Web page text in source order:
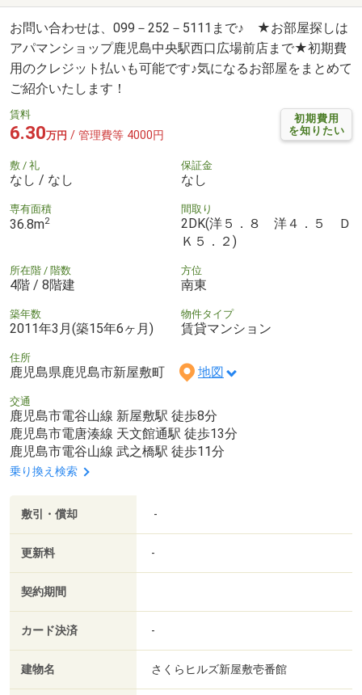
お問い合わせは、099－252－5111まで♪ ★お部屋探しは
アパマンショップ鹿児島中央駅西口広場前店まで★初期費
用のクレジット払いも可能です♪気になるお部屋をまとめて
ご紹介いたします！
初期費用
を知りたい
賃料
6.30万円 / 管理費等 4000円
敷 / 礼
なし / なし
保証金
なし
専有面積
36.8m2
間取り
2DK(洋５．８ 洋４．５ Ｄ
Ｋ５．２)
所在階 / 階数
4階 / 8階建
方位
南東
築年数
2011年3月(築15年6ヶ月)
物件タイプ
賃貸マンション
住所
鹿児島県鹿児島市新屋敷町 地図
交通
鹿児島市電谷山線 新屋敷駅 徒歩8分
鹿児島市電唐湊線 天文館通駅 徒歩13分
鹿児島市電谷山線 武之橋駅 徒歩11分
乗り換え検索
敷引・償却 -
更新料 -
契約期間
カード決済 -
建物名 さくらヒルズ新屋敷壱番館